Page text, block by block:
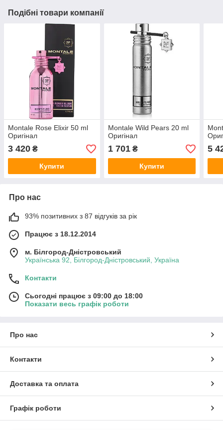
Подібні товари компанії
Montale Rose Elixir 50 ml
Оригінал
3 420 ₴
Купити
Montale Wild Pears 20 ml
Оригінал
1 701₴
Купити
5
Про нас
93% позитивних з 87 відгуків за рік
Працює з 18.12.2014
м. Білгород-Дністровський
Українська 92, Білгород-Дністровський, Україна
Контакти
Сьогодні працює з 09:00 до 18:00
Показати весь графік роботи
Про нас
Контакти
Доставка та оплата
Графік роботи